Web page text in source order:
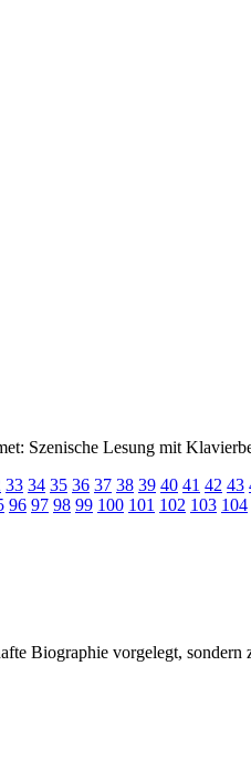
Szenische Lesung mit
33 34 35 36 37 38 39 40 41 42 43
96 97 98 99 100 101 102 103 104
Biographie vorgelegt,